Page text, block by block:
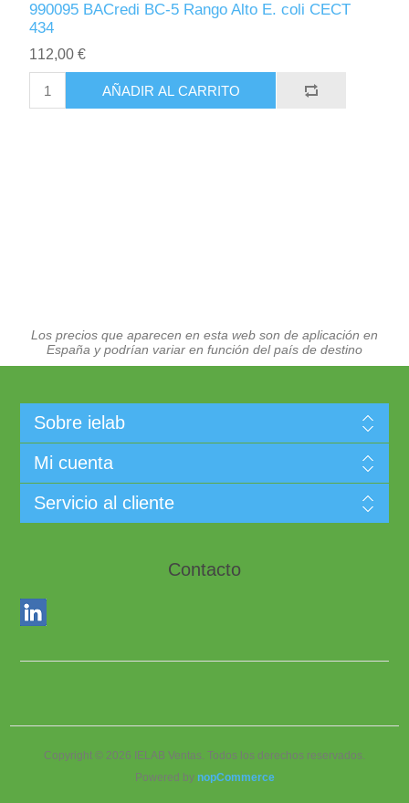
990095 BACredi BC-5 Rango Alto E. coli CECT
434
112,00 €
AÑADIR AL CARRITO
Los precios que aparecen en esta web son de aplicación en
España y podrían variar en función del país de destino
Sobre ielab
Mi cuenta
Servicio al cliente
Contacto
Copyright © 2026 IELAB Ventas. Todos los derechos reservados.
Powered by nopCommerce